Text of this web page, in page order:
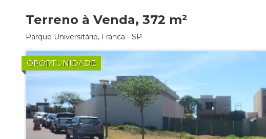
Terreno à Venda, 372 m²
Parque Universitário, Franca - SP
OPORTUNIDADE